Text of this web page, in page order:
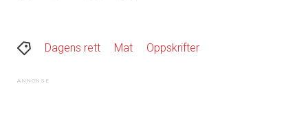
Dagens rett Mat Oppskrifter